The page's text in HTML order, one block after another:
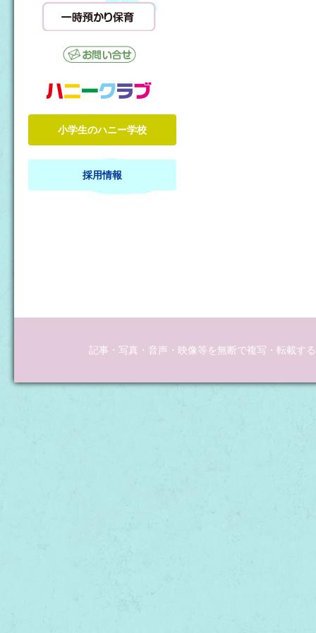
小学生のハニー学校
採用情報
記事・写真・音声・映像等を無断で複写・転載